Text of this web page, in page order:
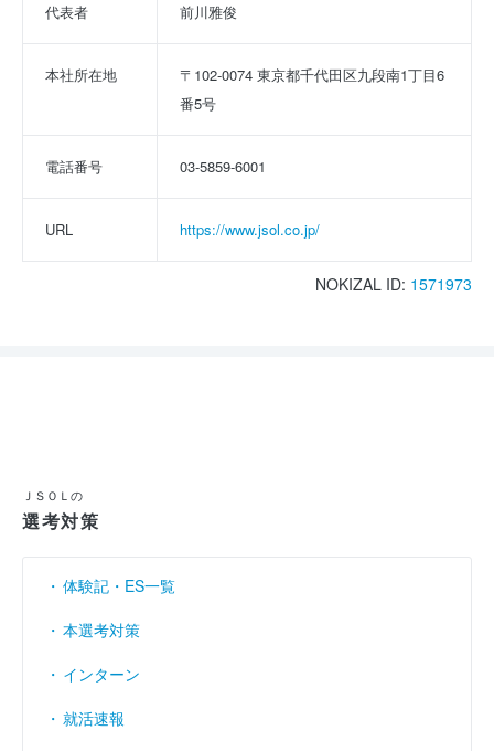
代表者 前川雅俊
本社所在地
〒102-0074 東京都千代田区九段南1丁目6
番5号
電話番号 03-5859-6001
URL https://www.jsol.co.jp/
NOKIZAL ID: 1571973
ＪＳＯＬの
選考対策
体験記・ES一覧
本選考対策
インターン
就活速報